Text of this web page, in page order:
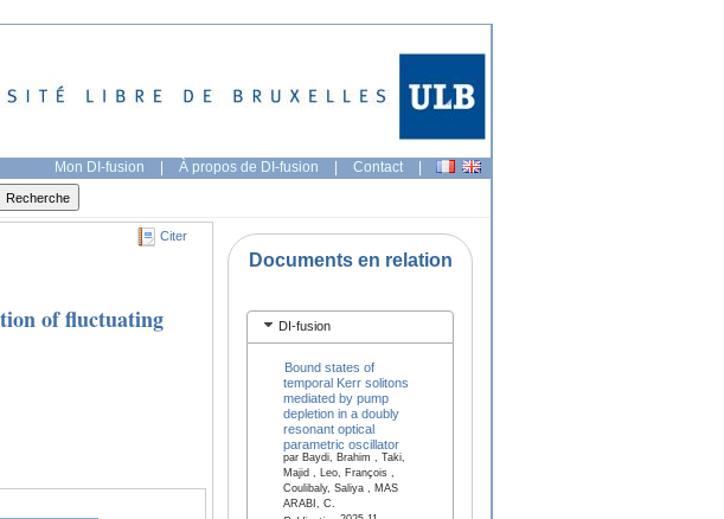
Mon DI-fusion | À propos de DI-fusion | Contact |
Citer
of fluctuating
Documents en relation
DI-fusion
Bound states of
temporal Kerr solitons
mediated by pump
depletion in a doubly
resonant optical
parametric oscillator
par Baydi, Brahim , Taki,
Majid , Leo, François ,
Coulibaly, Saliya , MAS
ARABI, C.